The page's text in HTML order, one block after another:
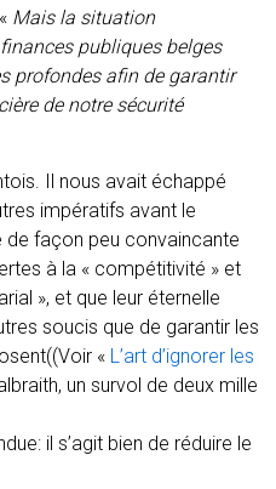
Mais la situation
publiques belges
profondes afin de garantir
de notre sécurité
Il nous avait échappé
impératifs avant le
de façon peu convaincante
à la « compétitivité » et
», et que leur éternelle
soucis que de garantir les
« L’art d’ignorer les
un survol de deux mille
il s’agit bien de réduire le